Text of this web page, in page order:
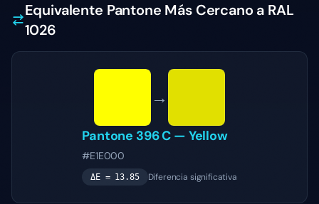
Equivalente Pantone Más Cercano a RAL
1026
→
Pantone 396 C — Yellow
#E1E000
ΔE = 13.85 Diferencia significativa